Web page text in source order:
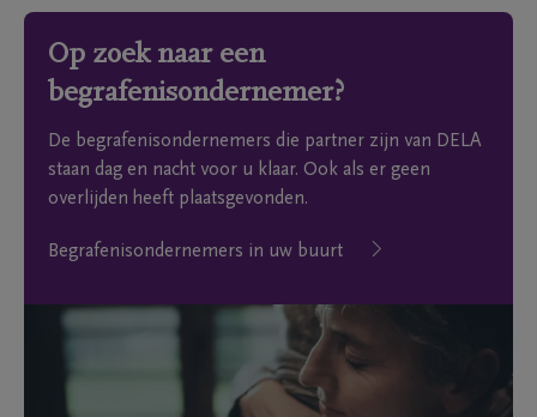
Op zoek naar een
begrafenisondernemer?
De begrafenisondernemers die partner zijn van DELA
staan dag en nacht voor u klaar. Ook als er geen
overlijden heeft plaatsgevonden.
Begrafenisondernemers in uw buurt